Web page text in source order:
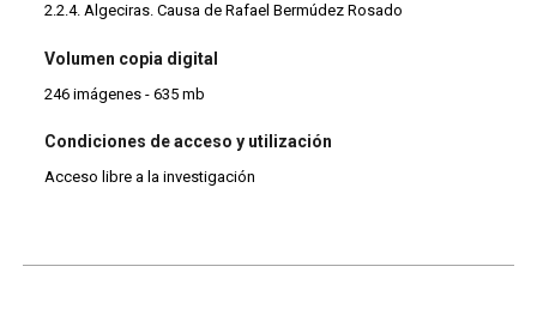
2.2.4. Algeciras. Causa de Rafael Bermúdez Rosado
Volumen copia digital
246 imágenes - 635 mb
Condiciones de acceso y utilización
Acceso libre a la investigación